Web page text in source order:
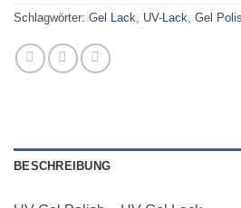
Schlagwörter: Gel Lack UV-Lack Gel
BESCHREIBUNG